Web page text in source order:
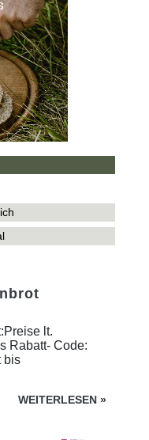
lt.
Rabatt- Code:
bis
WEITERLESEN »